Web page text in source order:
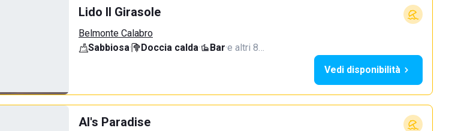
Lido Il Girasole
Belmonte Calabro
Sabbiosa· Doccia calda· Bar·e altri 8…
Vedi disponibilità
Al's Paradise